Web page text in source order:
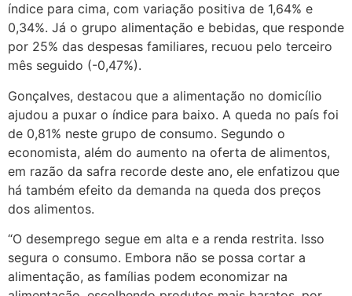
índice para cima, com variação positiva de 1,64% e
0,34%. Já o grupo alimentação e bebidas, que responde
por 25% das despesas familiares, recuou pelo terceiro
mês seguido (-0,47%).
Gonçalves, destacou que a alimentação no domicílio
ajudou a puxar o índice para baixo. A queda no país foi
de 0,81% neste grupo de consumo. Segundo o
economista, além do aumento na oferta de alimentos,
em razão da safra recorde deste ano, ele enfatizou que
há também efeito da demanda na queda dos preços
dos alimentos.
“O desemprego segue em alta e a renda restrita. Isso
segura o consumo. Embora não se possa cortar a
alimentação, as famílias podem economizar na